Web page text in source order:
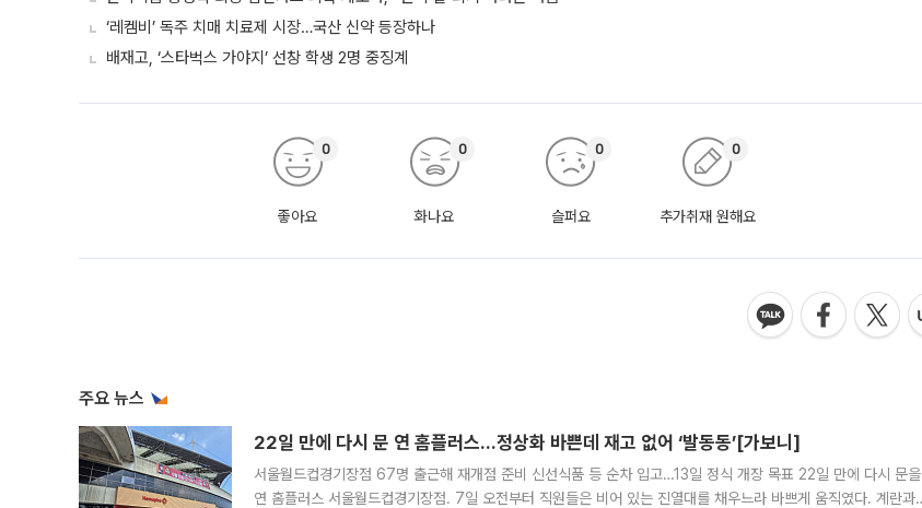
‘레켐비’ 독주 치매 치료제 시장…국산 신약 등장하나
배재고, ‘스타벅스 가야지’ 선창 학생 2명 중징계
좋아요
0
화나요
0
슬퍼요
0
추가취재 원해요
0
주요 뉴스
22일 만에 다시 문 연 홈플러스…정상화 바쁜데 재고 없어 ‘발동동’[가보니]
서울월드컵경기장점 67명 출근해 재개점 준비 신선식품 등 순차 입고…13일 정식 개장 목표 22일 만에 다시 문을
연 홈플러스 서울월드컵경기장점. 7일 오전부터 직원들은 비어 있는 진열대를 채우느라 바쁘게 움직였다. 계란과